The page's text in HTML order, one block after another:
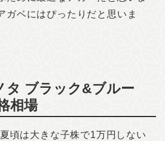
ガベにはぴったりだと思いま
タ ブラック&ブルー
相場
頃は大きな子株で1万円しない